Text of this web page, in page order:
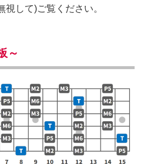
して)ご覧ください。
～